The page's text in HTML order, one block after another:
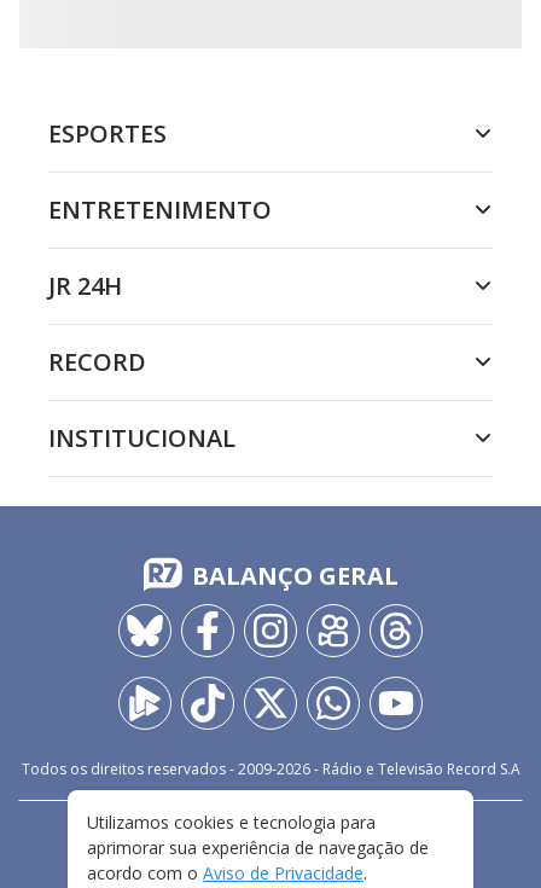
ESPORTES
ENTRETENIMENTO
JR 24H
RECORD
INSTITUCIONAL
BALANÇO GERAL
Todos os direitos reservados - 2009-2026- Rádio e Televisão Record S.A
FALE CONOSCO
PRIVACIDADE
TERMOS E CONDIÇÕES DE USO
Utilizamos cookies e tecnologia para
aprimorar sua experiência de navegação de
acordo com o Aviso de Privacidade.